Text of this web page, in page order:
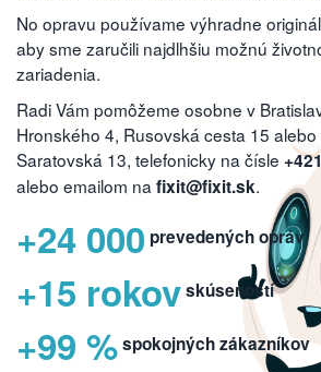
No opravu používame výhradne
aby sme zaručili najdlhšiu možnú
zariadenia.
Radi Vám pomôžeme osobne v
Hronského 4, Rusovská cesta 15 alebo
Saratovská 13, telefonicky na čísle
alebo emailom na fixit@fixit.sk.
+24 000 prevedených opráv
+15 rokovskúseností
+99 %spokojných zákazníkov